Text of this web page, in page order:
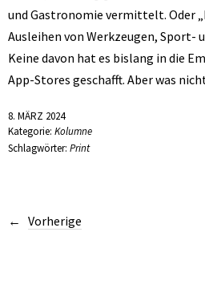
und Gastronomie vermittelt. Oder
Ausleihen von Werkzeugen, Sport-
Keine davon hat es bislang in die
App-Stores geschafft. Aber was
8. MÄRZ 2024
Kategorie: Kolumne
Schlagwörter: Print
Vorherige